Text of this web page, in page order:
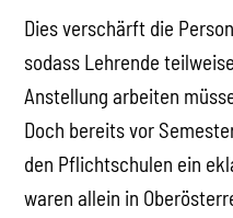
Dies verschärft die
sodass Lehrende
Anstellung arbeiten
Doch bereits vor
den Pflichtschulen ein
waren allein in